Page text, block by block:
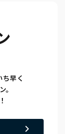
早く
。